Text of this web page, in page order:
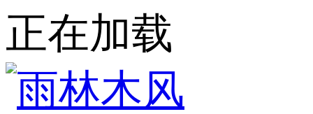
正在加载